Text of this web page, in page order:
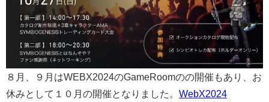
８月、９月はWEBX2024のGameRoomのの開催もあり、お
休みとして１０月の開催となりました。 WebX2024